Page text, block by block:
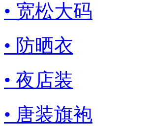
• 宽松大码
• 防晒衣
• 夜店装
• 唐装旗袍